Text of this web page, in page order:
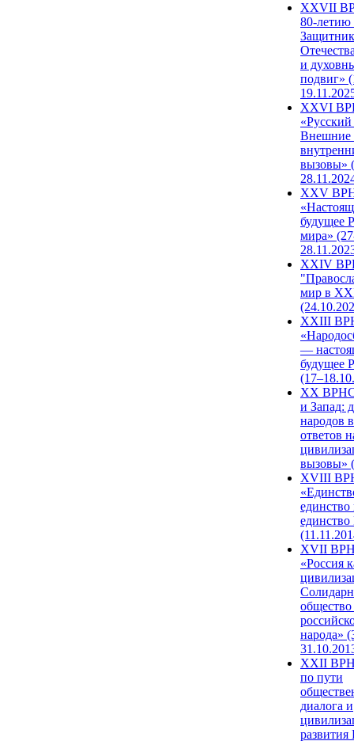
ХХVII
80-
и
подвиг»
XXVI
Внешние
вызовы»
XXV
будущее
мира»
XXIV
мир в
XXIII
—
будущее
XX ВРНС
и Запад:
народов
ответов
вызовы»
XVIII
единство
единство
XVII
«Россия
народа»
XXII
по пути
диалога и
развития